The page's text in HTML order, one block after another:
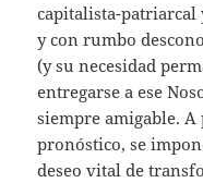
capitalista-patriarcal
y con rumbo
(y su necesidad
entregarse a ese
siempre amigable. A
pronóstico, se
deseo vital de